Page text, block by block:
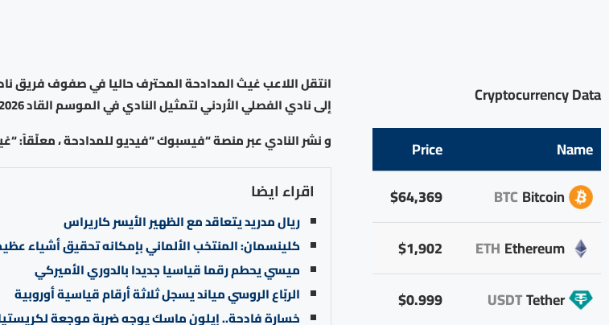
انتقل اللاعب غيث المدادحة المحترف حاليا في صفوف فريق
إلى نادي الفصلي الأردني لتمثيل النادي في الموسم القاد 2026 -2027 .
و نشر النادي عبر منصة “فيسبوك “فيديو للمدادحة ، معلّقاً:
اقراء ايضا
ريال مدريد يتعاقد مع الظهير الأيسر كاريراس
كلينسمان: المنتخب الألماني بإمكانه تحقيق أشياء
ميسي يحطم رقما قياسيا جديدا بالدوري الأميركي
الربّاع الروسي مياند يسجل ثلاثة أرقام قياسية أوروبية
خسارة فادحة.. إيلون ماسك يوجه ضربة موجعة
Cryptocurrency Data
Name
Price
Bitcoin
BTC
$64,369
Ethereum
ETH
$1,902
Tether
USDT
$0.999